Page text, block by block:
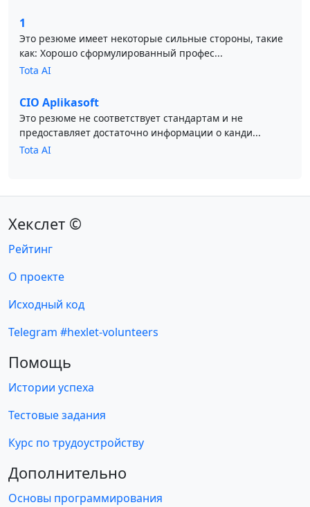
1
Это резюме имеет некоторые сильные стороны, такие
как: Хорошо сформулированный профес...
Tota AI
CIO Aplikasoft
Это резюме не соответствует стандартам и не
предоставляет достаточно информации о канди...
Tota AI
Хекслет ©
Рейтинг
О проекте
Исходный код
Telegram #hexlet-volunteers
Помощь
Истории успеха
Тестовые задания
Курс по трудоустройству
Дополнительно
Основы программирования